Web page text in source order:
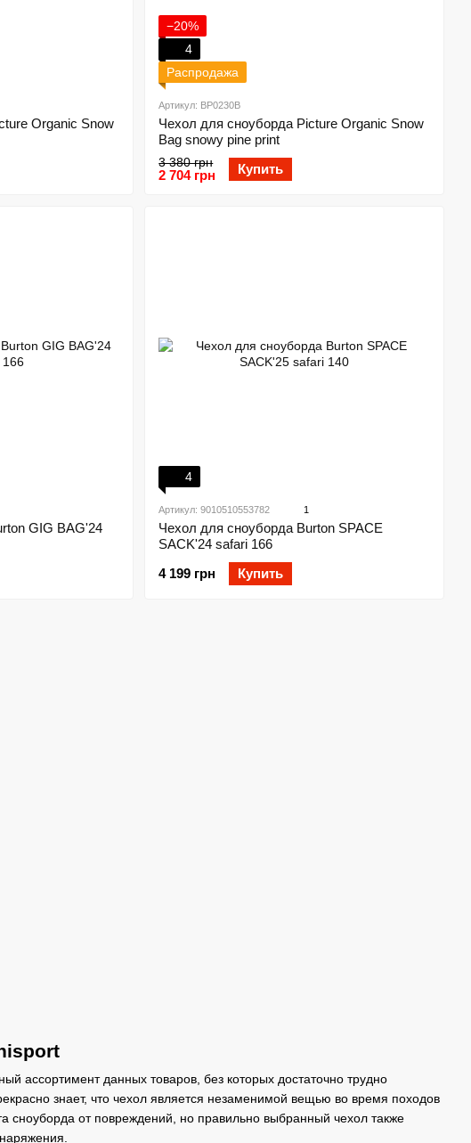
ассортимент данных товаров, без которых достаточно трудно
знает, что чехол является незаменимой вещью во время походов
сноуборда от повреждений, но правильно выбранный чехол также
Organic Snow
−20%
4
Распродажа
Артикул: BP0230B
Чехол для сноуборда Picture Organic Snow
Bag snowy pine print
3 380 грн
2 704 грн Купить
GIG BAG'24
4
Артикул: 9010510553782 1
Чехол для сноуборда Burton SPACE
SACK'24 safari 166
4 199 грн
Купить